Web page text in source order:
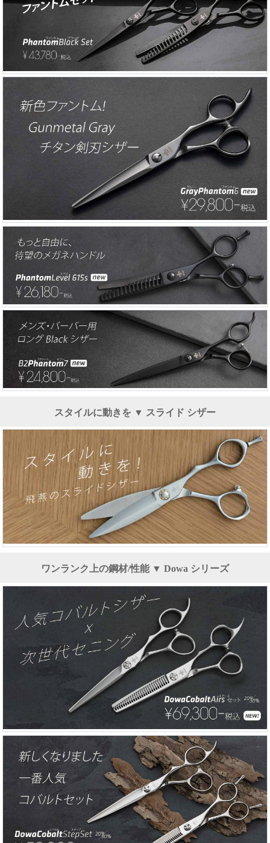
スタイルに動きを ▼ スライド シザー
ワンランク上の鋼材/性能 ▼ Dowa シリーズ